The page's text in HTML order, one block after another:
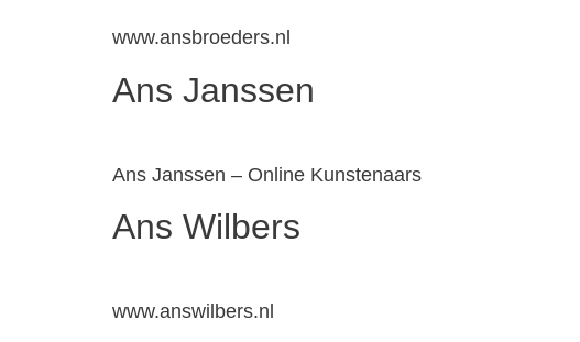
www.ansbroeders.nl
Ans Janssen
Ans Janssen – Online Kunstenaars
Ans Wilbers
www.answilbers.nl